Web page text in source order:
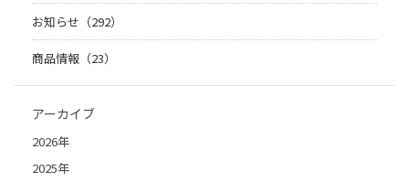
お知らせ（292）
商品情報（23）
アーカイブ
2026年
2025年